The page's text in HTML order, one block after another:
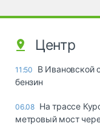
Центр
11:50
В Ивановской
бензин
06.08 На трассе
метровый мост